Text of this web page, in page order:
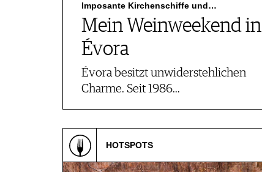
Imposante Kirchenschiffe und…
Mein Weinweekend in
Évora
Évora besitzt unwiderstehlichen
Charme. Seit 1986…
HOTSPOTS